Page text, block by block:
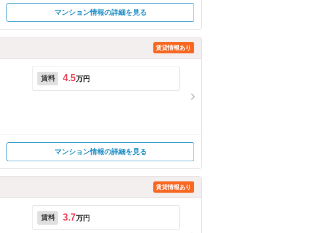
マンション情報の詳細を見る
賃貸情報あり
賃料 4.5万円
マンション情報の詳細を見る
賃貸情報あり
賃料 3.7万円